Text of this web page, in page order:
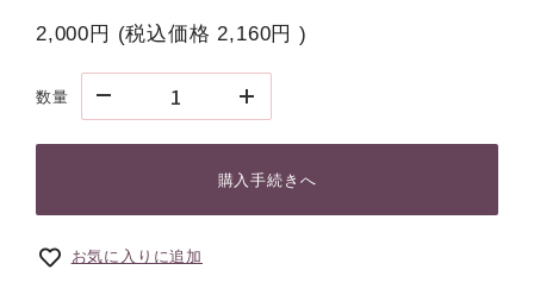
2,000円 (税込価格2,160円 )
数量
購入手続きへ
お気に入りに追加